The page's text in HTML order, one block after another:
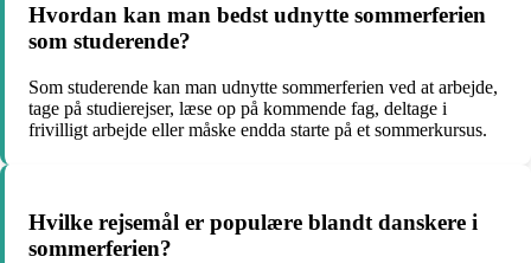
Hvordan kan man bedst udnytte sommerferien
som studerende?
Som studerende kan man udnytte sommerferien ved at arbejde,
tage på studierejser, læse op på kommende fag, deltage i
frivilligt arbejde eller måske endda starte på et sommerkursus.
Hvilke rejsemål er populære blandt danskere i
sommerferien?